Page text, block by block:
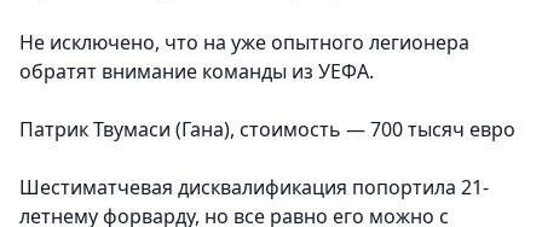
Не исключено, что на уже опытного легионера
обратят внимание команды из УЕФА.
Патрик Твумаси (Гана), стоимость — 700 тысяч евро
Шестиматчевая дисквалификация попортила 21-
летнему форварду, но все равно его можно с